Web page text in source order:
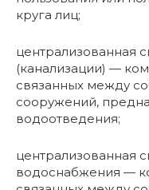
круга лиц;
централизованная
(канализации) —
связанных между
сооружений,
водоотведения;
централизованная
водоснабжения —